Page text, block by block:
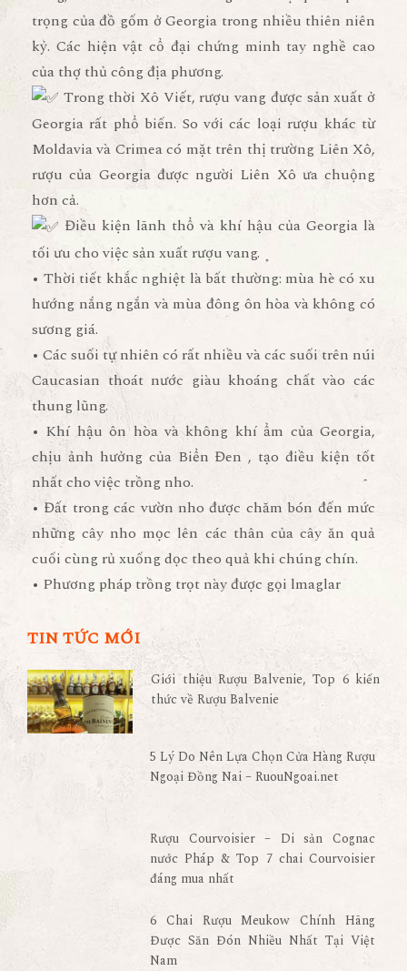
trọng của đồ gốm ở Georgia trong nhiều thiên niên
kỷ. Các hiện vật cổ đại chứng minh tay nghề cao
của thợ thủ công địa phương.
Trong thời Xô Viết, rượu vang được sản xuất ở
Georgia rất phổ biến. So với các loại rượu khác từ
Moldavia và Crimea có mặt trên thị trường Liên Xô,
rượu của Georgia được người Liên Xô ưa chuộng
hơn cả.
Điều kiện lãnh thổ và khí hậu của Georgia là
tối ưu cho việc sản xuất rượu vang.
• Thời tiết khắc nghiệt là bất thường: mùa hè có xu
hướng nắng ngắn và mùa đông ôn hòa và không có
sương giá.
• Các suối tự nhiên có rất nhiều và các suối trên núi
Caucasian thoát nước giàu khoáng chất vào các
thung lũng.
• Khí hậu ôn hòa và không khí ẩm của Georgia,
chịu ảnh hưởng của Biển Đen , tạo điều kiện tốt
nhất cho việc trồng nho.
• Đất trong các vườn nho được chăm bón đến mức
những cây nho mọc lên các thân của cây ăn quả
cuối cùng rủ xuống dọc theo quả khi chúng chín.
• Phương pháp trồng trọt này được gọi lmaglar
TIN TỨC MỚI
Giới thiệu Rượu Balvenie, Top 6 kiến
thức về Rượu Balvenie
5 Lý Do Nên Lựa Chọn Cửa Hàng Rượu
Ngoại Đồng Nai – RuouNgoai.net
Rượu Courvoisier – Di sản Cognac
nước Pháp & Top 7 chai Courvoisier
đáng mua nhất
6 Chai Rượu Meukow Chính Hãng
Được Săn Đón Nhiều Nhất Tại Việt
Nam